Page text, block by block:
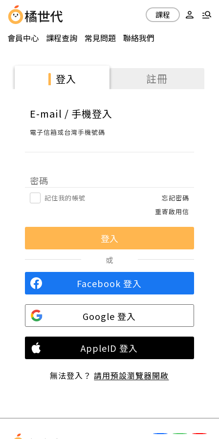
會員中心 課程查詢 常見問題 聯絡我們
課程
登入 註冊
E-mail / 手機登入
電子信箱或台灣手機號碼
密碼
記住我的帳號
忘記密碼
重寄啟用信
或
Facebook 登入
Google 登入
AppleID 登入
無法登入？請用預設瀏覽器開啟